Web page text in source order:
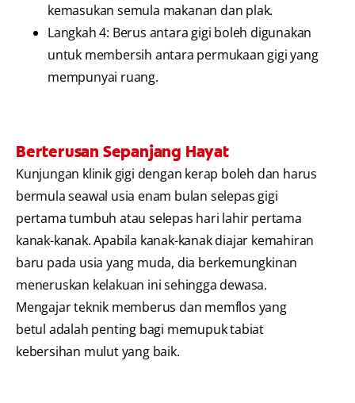
kemasukan semula makanan dan plak.
Langkah 4: Berus antara gigi boleh digunakan
untuk membersih antara permukaan gigi yang
mempunyai ruang.
Berterusan Sepanjang Hayat
Kunjungan klinik gigi dengan kerap boleh dan harus
bermula seawal usia enam bulan selepas gigi
pertama tumbuh atau selepas hari lahir pertama
kanak-kanak. Apabila kanak-kanak diajar kemahiran
baru pada usia yang muda, dia berkemungkinan
meneruskan kelakuan ini sehingga dewasa.
Mengajar teknik memberus dan memflos yang
betul adalah penting bagi memupuk tabiat
kebersihan mulut yang baik.